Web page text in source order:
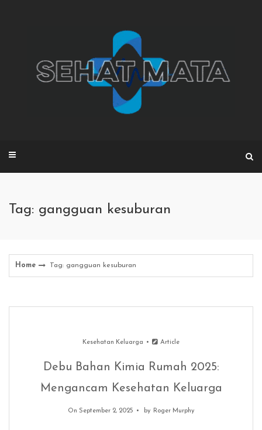
Tag: gangguan kesuburan
Home Tag: gangguan kesuburan
Kesehatan Keluarga Article
Debu Bahan Kimia Rumah 2025:
Mengancam Kesehatan Keluarga
On September 2, 2025 by Roger Murphy